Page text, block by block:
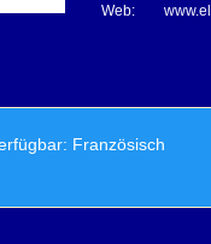
Web:
Französisch